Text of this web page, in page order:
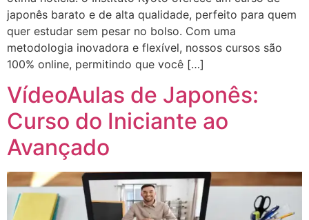
japonês barato e de alta qualidade, perfeito para quem
quer estudar sem pesar no bolso. Com uma
metodologia inovadora e flexível, nossos cursos são
100% online, permitindo que você […]
VídeoAulas de Japonês:
Curso do Iniciante ao
Avançado